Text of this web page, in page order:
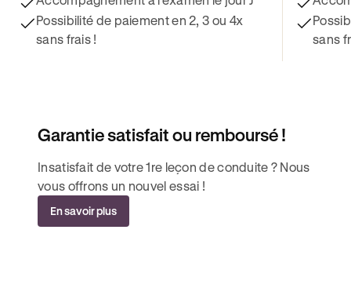
Possibilité de paiement en 2, 3 ou 4x
sans frais !
sans
Garantie satisfait ou remboursé !
Insatisfait de votre 1re leçon de conduite ? Nous
vous offrons un nouvel essai !
En savoir plus